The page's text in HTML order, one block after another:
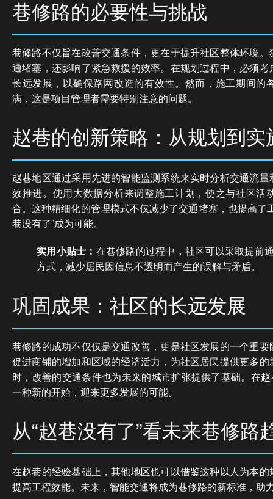
巷修路的必要性与挑战
巷修路不仅旨在改善交通条件，更在于提升社区整体环境
通堵塞，还影响了紧急救援的效率。在规划过程中，必须
长远发展，以确保路网改造的有效性。然而，施工期间的
满，这是项目管理者需要特别注意的问题。
赵巷的创新策略：从规划到实
赵巷地区通过采用先进的智能监测系统来实时分析交通流
效推进。使用大数据分析来调整施工计划，使之与社区活
合。这种精细化的管理模式不仅减少了交通堵塞，也提高了
巷没有了”成为可能。
实用小贴士： 在巷修路的过程中，社区可以采取提前
方式，减少居民因信息不透明而产生的误解与矛盾。
巩固成果：社区的长远发展
巷修路的成功不仅仅是交通改善，更是社区发展的一个重
促进商铺的增加和区域的经济活力，为社区居民提供更多
时，改善的交通条件也为未来的城市扩张提供了基础。在
一种新的开始，迎来更多发展的可能。
从“赵巷没有了”看未来巷修路
在赵巷的经验基础上，其他地区也可以借鉴这种以人为本
提高工程效能。未来，智能交通将成为巷修路的新标准，助